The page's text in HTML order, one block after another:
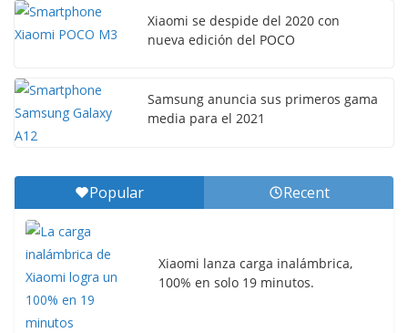
Xiaomi se despide del 2020 con
nueva edición del POCO
Samsung anuncia sus primeros gama
media para el 2021
Popular Recent
Xiaomi lanza carga inalámbrica,
100% en solo 19 minutos.